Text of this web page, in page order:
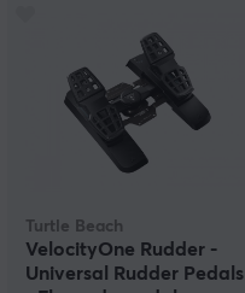
Turtle Beach
VelocityOne Rudder -
Universal Rudder Pedals